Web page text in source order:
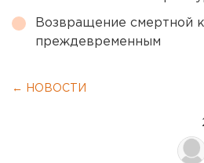
Возвращение смертной
преждевременным
← НОВОСТИ